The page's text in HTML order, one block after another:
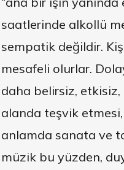
saatlerinde alkollü
sempatik değildir.
mesafeli olurlar.
daha belirsiz,
alanda teşvik
anlamda sanata ve
müzik bu yüzden,